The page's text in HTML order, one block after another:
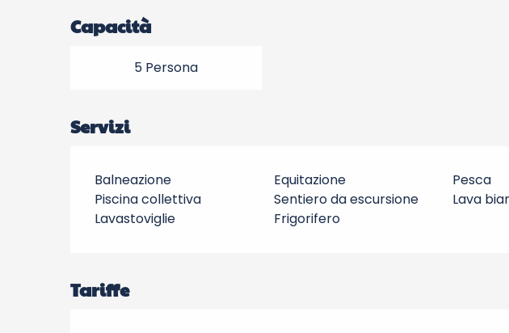
Capacità
5 Persona
Servizi
Balneazione Equitazione
Pesca
Piscina collettiva
Sentiero da escursione
Lava
Lavastoviglie
Frigorifero
Tariffe